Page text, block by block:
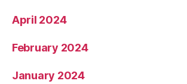
April 2024
February 2024
January 2024